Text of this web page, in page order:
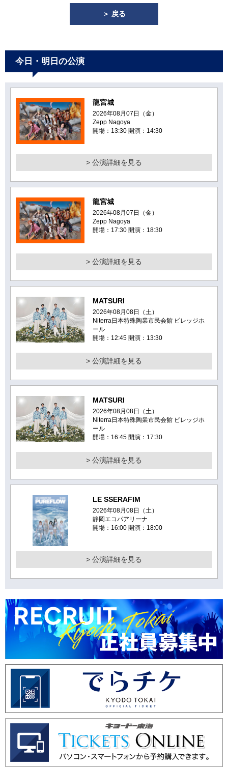
＞ 戻る
今日・明日の公演
龍宮城
2026年08月07日（金）
Zepp Nagoya
開場：13:30 開演：14:30
> 公演詳細を見る
龍宮城
2026年08月07日（金）
Zepp Nagoya
開場：17:30 開演：18:30
> 公演詳細を見る
MATSURI
2026年08月08日（土）
Niterra日本特殊陶業市民会館 ビレッジホ
ール
開場：12:45 開演：13:30
> 公演詳細を見る
MATSURI
2026年08月08日（土）
Niterra日本特殊陶業市民会館 ビレッジホ
ール
開場：16:45 開演：17:30
> 公演詳細を見る
LE SSERAFIM
2026年08月08日（土）
静岡エコパアリーナ
開場：16:00 開演：18:00
> 公演詳細を見る